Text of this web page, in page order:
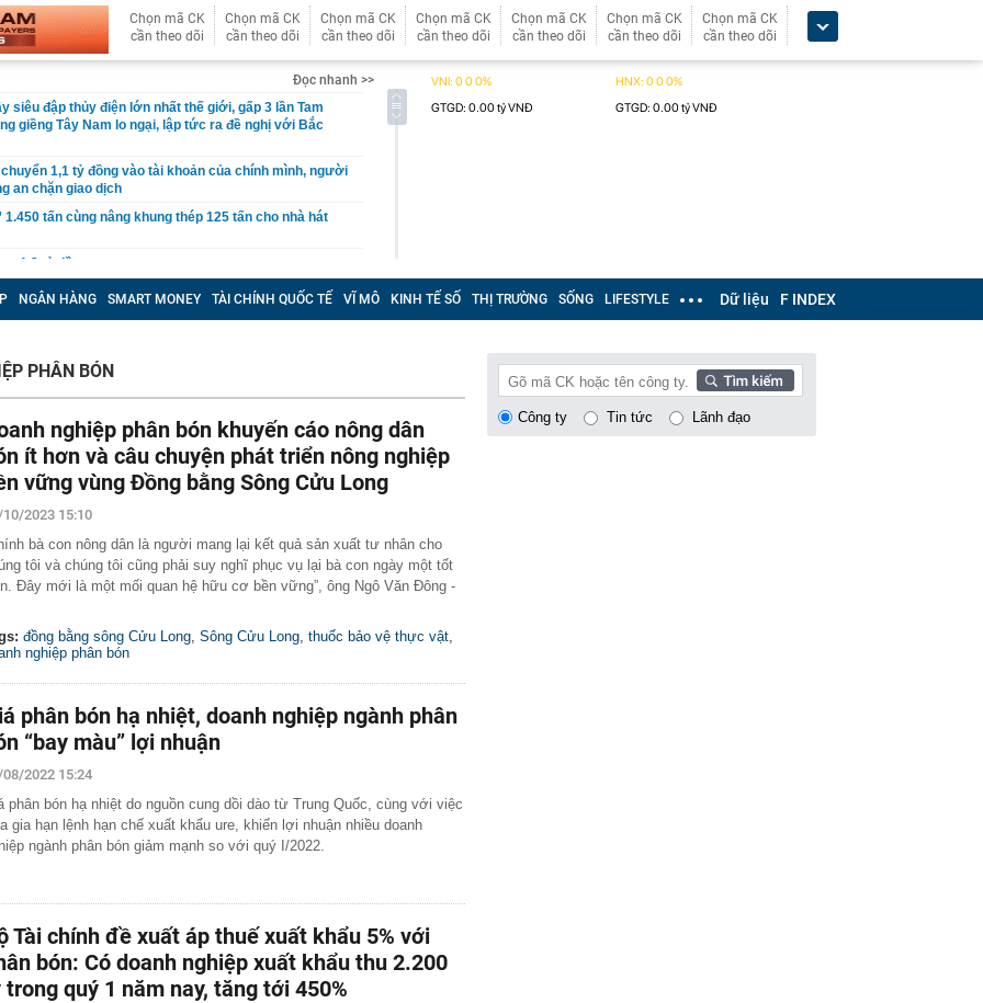
Chọn mã CK
cần theo dõi
Chọn mã CK
cần theo dõi
Chọn mã CK
cần theo dõi
Chọn mã CK
cần theo dõi
Chọn mã CK
cần theo dõi
Chọn mã CK
cần theo dõi
Chọn mã CK
cần theo dõi
Đọc nhanh >>
siêu đập thủy điện lớn nhất thế giới, gấp 3 lần Tam
giềng Tây Nam lo ngại, lập tức ra đề nghị với Bắc
chuyển 1,1 tỷ đồng vào tài khoản của chính mình, người
an chặn giao dịch
1.450 tấn cùng nâng khung thép 125 tấn cho nhà hát
1,3 tỷ đồng
của Việt Anh - Quỳnh Nga
nhiều gia đình thích đặt 1 lọ dầu gió trong nhà vệ
nghẹt lực lượng Ukraine
titan, Chủ tịch Tập đoàn Hưng Thịnh lãnh 10 năm tù
phát hiện bí mật dưới mỏ đa kim loại vàng, bạc - thân
thường hé lộ dư địa khai thác lớn
học tạo ra virus bằng AI
khi trở thành cầu thủ nhập tịch đầu tiên trong lịch
trưởng ĐT Việt Nam
liên quan vụ drone mang chất nổ tại sân bay Đức
và Hồ Văn Khoa đến gây rối, nhưng Vua Quạt cũng
bảng cân đối kế toán hé lộ giá trị của "trùm" giải trí
là vương quốc của các loài lan
tỷ đồng
giáo viên BẠO HÀNH TRẺ EM; cơ quan Công an
dân, giáo viên, báo mẫu, cơ sở trông giữ trẻ
nhà nước tại doanh nghiệp, khuyến khích sáp nhập
thảo Nhật Bản khiến 6 người bị thương, giao thông
doanh thu hơn 100.000 tỷ của Việt Nam lần đầu tiên
nhiên liệu mới
NGÂN HÀNG SMART MONEY TÀI CHÍNH QUỐC TẾ VĨ MÔ KINH TẾ SỐ THỊ TRƯỜNG SỐNG LIFESTYLE Dữ liệu F INDEX
PHÂN BÓN
nghiệp phân bón khuyến cáo nông dân
ít hơn và câu chuyện phát triển nông nghiệp
vững vùng Đồng bằng Sông Cửu Long
2023 15:10
bà con nông dân là người mang lại kết quả sản xuất tư nhân cho
tôi và chúng tôi cũng phải suy nghĩ phục vụ lại bà con ngày một tốt
Đây mới là một mối quan hệ hữu cơ bền vững”, ông Ngô Văn Đông -
đồng bằng sông Cửu Long, Sông Cửu Long, thuốc bảo vệ thực vật,
nghiệp phân bón
phân bón hạ nhiệt, doanh nghiệp ngành phân
“bay màu” lợi nhuận
2022 15:24
phân bón hạ nhiệt do nguồn cung dồi dào từ Trung Quốc, cùng với việc
gia hạn lệnh hạn chế xuất khẩu ure, khiến lợi nhuận nhiều doanh
ngành phân bón giảm mạnh so với quý I/2022.
Tài chính đề xuất áp thuế xuất khẩu 5% với
bón: Có doanh nghiệp xuất khẩu thu 2.200
trong quý 1 năm nay, tăng tới 450%
Công ty Tin tức Lãnh đạo